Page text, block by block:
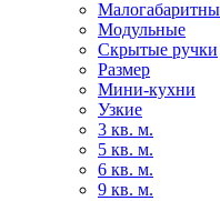
Модульные
Скрытые ручки
Размер
Мини-кухни
Узкие
3 кв. м.
5 кв. м.
6 кв. м.
9 кв. м.